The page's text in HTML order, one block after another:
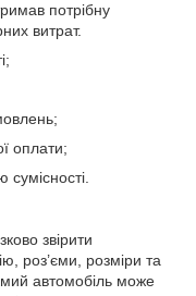
потрібну
витрат.
оплати;
звірити
роз’єми, розміри та
автомобіль може